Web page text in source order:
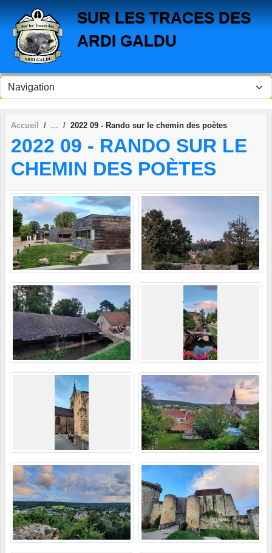
SUR LES TRACES DES
ARDI GALDU
Accueil 2022 09 - Rando sur le chemin des poètes
2022 09 - RANDO SUR LE
CHEMIN DES POÈTES
Panneau de gestion des cookies